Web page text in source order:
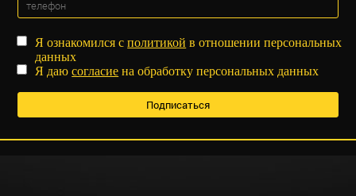
Я ознакомился сполитикой в отношении персональных
данных
Я даюсогласие на обработку персональных данных